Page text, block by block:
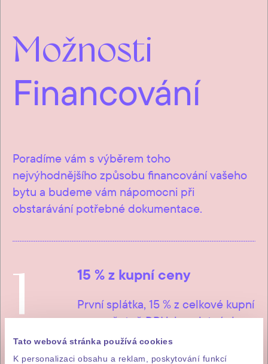
Tato webová stránka používá cookies
K personalizaci obsahu a reklam, poskytování funkcí
Možnosti
Financování
Poradíme vám s výběrem toho
nejvýhodnějšího způsobu financování vašeho
bytu a budeme vám nápomocni při
obstarávání potřebné dokumentace.
1 15 %z kupní ceny
První splátka, 15 % z celkové kupní
ceny včetně DPH, je splatná do
pěti pracovních dnů od podpisu
smlouvy budoucí kupní.